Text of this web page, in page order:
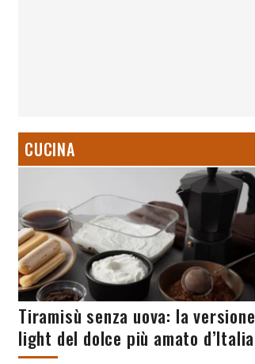
CUCINA
Tiramisù senza uova: la versione
light del dolce più amato d’Italia